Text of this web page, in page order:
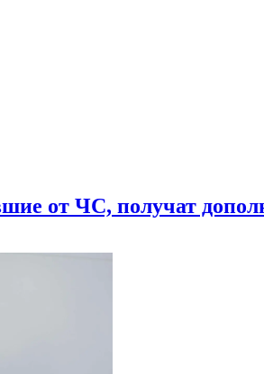
от ЧС, получат